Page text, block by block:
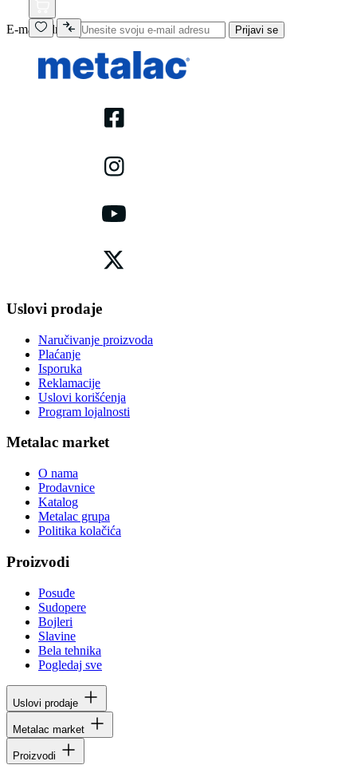
E-mail adresa Prijavi se
Uslovi prodaje
Naručivanje proizvoda
Plaćanje
Isporuka
Reklamacije
Uslovi korišćenja
Program lojalnosti
Metalac market
O nama
Prodavnice
Katalog
Metalac grupa
Politika kolačića
Proizvodi
Posuđe
Sudopere
Bojleri
Slavine
Bela tehnika
Pogledaj sve
Uslovi prodaje
Metalac market
Proizvodi